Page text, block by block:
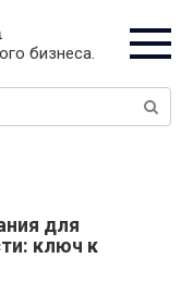
бизнеса.
для
ключ к